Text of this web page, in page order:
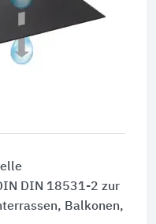
DIN 18531-2 zur
Balkonen,